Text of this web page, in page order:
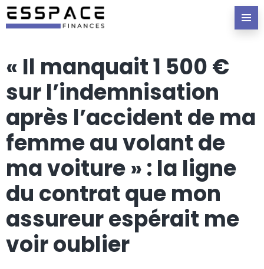
« Il manquait 1 500 €
sur l’indemnisation
après l’accident de ma
femme au volant de
ma voiture » : la ligne
du contrat que mon
assureur espérait me
voir oublier